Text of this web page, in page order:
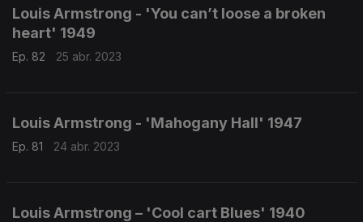
Louis Armstrong - 'You can’t loose a broken
heart' 1949
Ep. 82 25 abr. 2023
Louis Armstrong - 'Mahogany Hall' 1947
Ep. 81 24 abr. 2023
Louis Armstrong – 'Cool cart Blues' 1940